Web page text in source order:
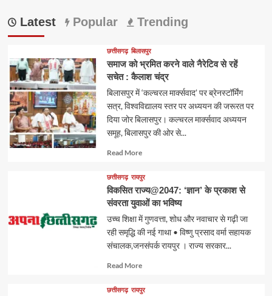
Latest Popular Trending
छत्तीसगढ़ बिलासपुर
समाज को भ्रमित करने वाले नैरेटिव से रहें
सचेत : कैलाश चंद्र
बिलासपुर में ‘कल्चरल मार्क्सवाद’ पर ब्रेनस्टॉर्मिंग
सत्र, विश्वविद्यालय स्तर पर अध्ययन की जरूरत पर
दिया जोर बिलासपुर। कल्चरल मार्क्सवाद अध्ययन
समूह, बिलासपुर की ओर से...
Read MoreRead
about
छत्तीसगढ़ रायपुर
विकसित राज्य@2047: ‘ज्ञान’ के प्रकाश से
संवरता युवाओं का भविष्य
उच्च शिक्षा में गुणवत्ता, शोध और नवाचार से गढ़ी जा
रही समृद्धि की नई गाथा • विष्णु प्रसाद वर्मा सहायक
संचालक,जनसंपर्क रायपुर । राज्य सरकार...
Read MoreRead
about
छत्तीसगढ़ रायपुर